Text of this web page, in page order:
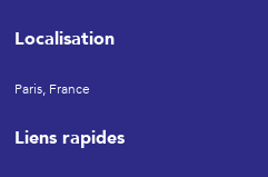
Localisation
Paris, France
Liens rapides